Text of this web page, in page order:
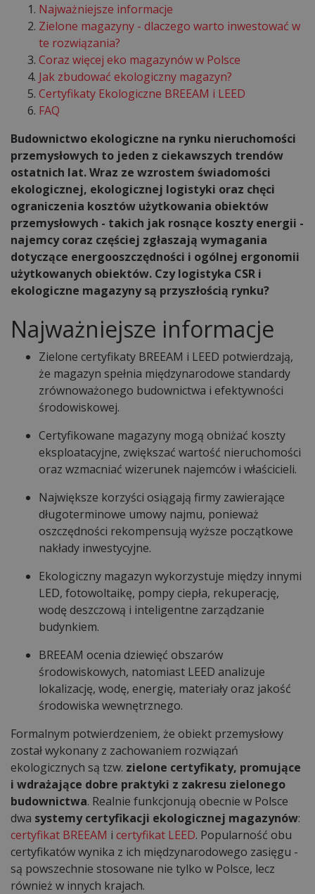
Najważniejsze informacje
Zielone magazyny - dlaczego warto inwestować w
te rozwiązania?
Coraz więcej eko magazynów w Polsce
Jak zbudować ekologiczny magazyn?
Certyfikaty Ekologiczne BREEAM i LEED
FAQ
Budownictwo ekologiczne na rynku nieruchomości
przemysłowych to jeden z ciekawszych trendów
ostatnich lat. Wraz ze wzrostem świadomości
ekologicznej, ekologicznej logistyki oraz chęci
ograniczenia kosztów użytkowania obiektów
przemysłowych - takich jak rosnące koszty energii -
najemcy coraz częściej zgłaszają wymagania
dotyczące energooszczędności i ogólnej ergonomii
użytkowanych obiektów. Czy logistyka CSR i
ekologiczne magazyny są przyszłością rynku?
Najważniejsze informacje
Zielone certyfikaty BREEAM i LEED potwierdzają,
że magazyn spełnia międzynarodowe standardy
zrównoważonego budownictwa i efektywności
środowiskowej.
Certyfikowane magazyny mogą obniżać koszty
eksploatacyjne, zwiększać wartość nieruchomości
oraz wzmacniać wizerunek najemców i właścicieli.
Największe korzyści osiągają firmy zawierające
długoterminowe umowy najmu, ponieważ
oszczędności rekompensują wyższe początkowe
nakłady inwestycyjne.
Ekologiczny magazyn wykorzystuje między innymi
LED, fotowoltaikę, pompy ciepła, rekuperację,
wodę deszczową i inteligentne zarządzanie
budynkiem.
BREEAM ocenia dziewięć obszarów
środowiskowych, natomiast LEED analizuje
lokalizację, wodę, energię, materiały oraz jakość
środowiska wewnętrznego.
Formalnym potwierdzeniem, że obiekt przemysłowy
został wykonany z zachowaniem rozwiązań
ekologicznych są tzw. zielone certyfikaty, promujące
i wdrażające dobre praktyki z zakresu zielonego
budownictwa. Realnie funkcjonują obecnie w Polsce
dwa systemy certyfikacji ekologicznej magazynów:
certyfikat BREEAM i certyfikat LEED. Popularność obu
certyfikatów wynika z ich międzynarodowego zasięgu -
są powszechnie stosowane nie tylko w Polsce, lecz
również w innych krajach.